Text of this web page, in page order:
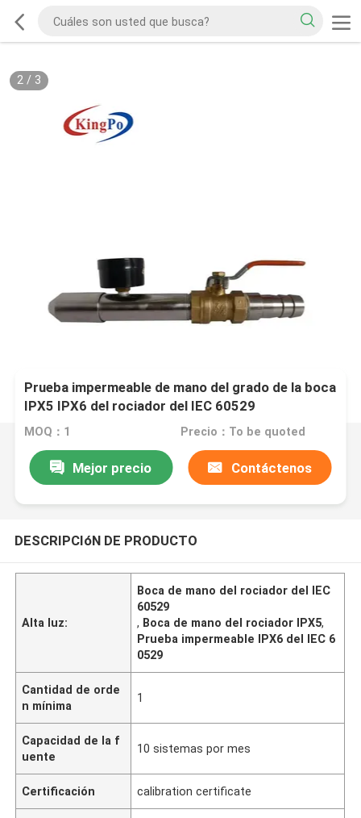
2/ 3
Prueba impermeable de mano del grado de la boca
IPX5 IPX6 del rociador del IEC 60529
MOQ：1 Precio：To be quoted
Mejor precio Contáctenos
DESCRIPCIóN DE PRODUCTO
Alta luz:
Boca de mano del rociador del IEC
60529
, Boca de mano del rociador IPX5,
Prueba impermeable IPX6 del IEC 6
0529
Cantidad de orde
n mínima
1
Capacidad de la f
uente
10 sistemas por mes
Certificación calibration certificate